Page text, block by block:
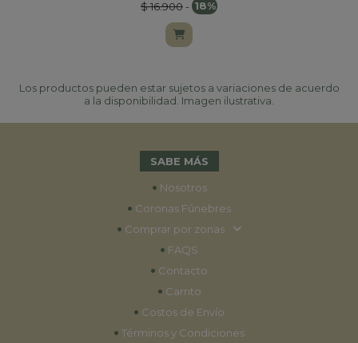
$ 16.900- 18%
Los productos pueden estar sujetos a variaciones de acuerdo
a la disponibilidad. Imagen ilustrativa.
SABE MÁS
• Nosotros
• Coronas Fúnebres
• Comprar por zonas
• FAQS
• Contacto
• Carrito
• Costos de Envío
• Términos y Condiciones